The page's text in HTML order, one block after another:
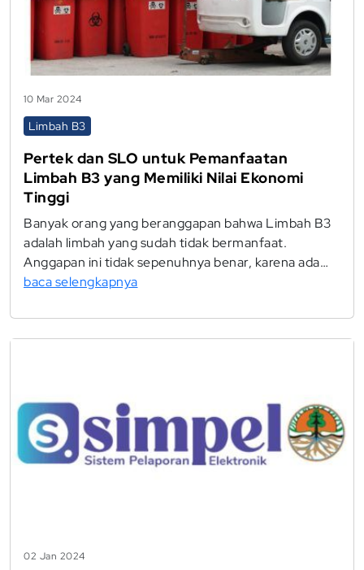
10 Mar 2024
Limbah B3
Pertek dan SLO untuk Pemanfaatan
Limbah B3 yang Memiliki Nilai Ekonomi
Tinggi
Banyak orang yang beranggapan bahwa Limbah B3
adalah limbah yang sudah tidak bermanfaat.
Anggapan ini tidak sepenuhnya benar, karena ada…
baca selengkapnya
02 Jan 2024